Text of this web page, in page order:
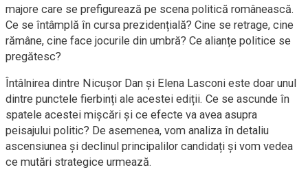
majore care se prefigurează pe scena politică românească.
Ce se întâmplă în cursa prezidențială? Cine se retrage, cine
rămâne, cine face jocurile din umbră? Ce alianțe politice se
pregătesc?
Întâlnirea dintre Nicușor Dan și Elena Lasconi este doar unul
dintre punctele fierbinți ale acestei ediții. Ce se ascunde în
spatele acestei mișcări și ce efecte va avea asupra
peisajului politic? De asemenea, vom analiza în detaliu
ascensiunea și declinul principalilor candidați și vom vedea
ce mutări strategice urmează.